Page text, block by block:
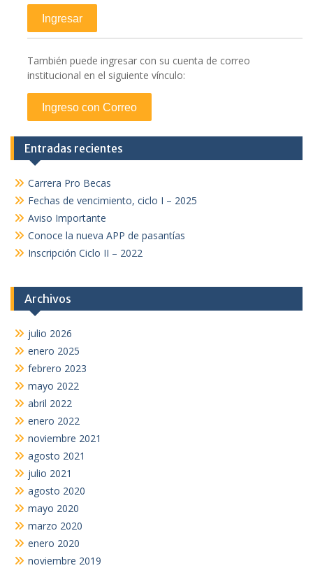
También puede ingresar con su cuenta de correo
institucional en el siguiente vínculo:
Entradas recientes
Carrera Pro Becas
Fechas de vencimiento, ciclo I – 2025
Aviso Importante
Conoce la nueva APP de pasantías
Inscripción Ciclo II – 2022
Archivos
julio 2026
enero 2025
febrero 2023
mayo 2022
abril 2022
enero 2022
noviembre 2021
agosto 2021
julio 2021
agosto 2020
mayo 2020
marzo 2020
enero 2020
noviembre 2019